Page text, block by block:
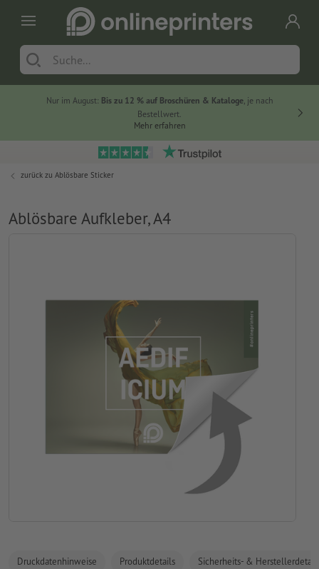
Nur im August: Bis zu 12 % auf Broschüren & Kataloge, je nach
Bestellwert.
Mehr erfahren
zurück zu Ablösbare Sticker
Ablösbare Aufkleber, A4
Druckdatenhinweise Produktdetails Sicherheits- &